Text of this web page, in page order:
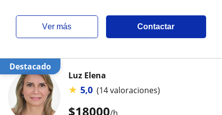
ver más Contactar
Destacado
$18000
Luz Elena
★ 5,0 (14 valoraciones)